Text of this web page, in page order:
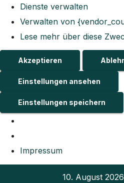
Dienste verwalten
Verwalten von
Lese mehr über diese
Akzeptieren
Einstellungen ansehen
Einstellungen speichern
Impressum
10. August 2026